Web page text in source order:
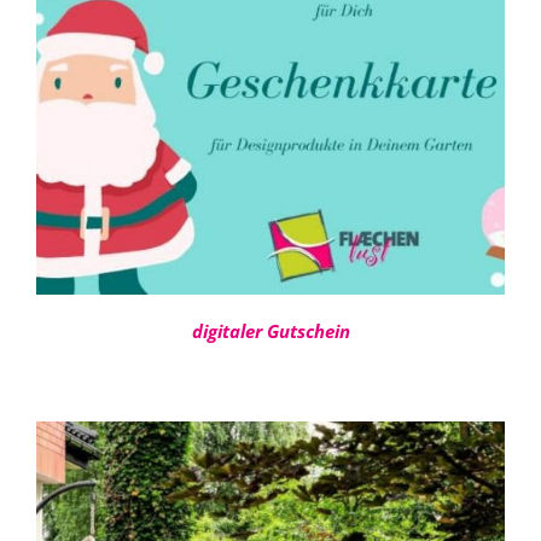
DETAILS
digitaler Gutschein